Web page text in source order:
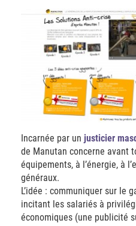
Incarnée par un justicier
de Manutan concerne avant
équipements, à l’énergie, à
généraux.
L’idée : communiquer sur le
incitant les salariés à
économiques (une publicité